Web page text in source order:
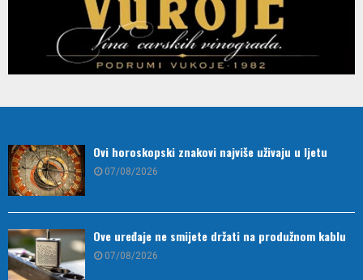
Ovi horoskopski znakovi najviše uživaju u ljetu
07/08/2026
Ove uređaje ne smijete držati na produžnom kablu
07/08/2026